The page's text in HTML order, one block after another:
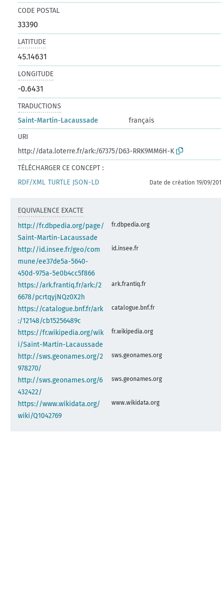
CODE POSTAL
33390
LATITUDE
45.14631
LONGITUDE
-0.6431
TRADUCTIONS
Saint-Martin-Lacaussade
français
URI
http://data.loterre.fr/ark:/67375/D63-RRK9MM6H-K
TÉLÉCHARGER CE CONCEPT :
RDF/XML TURTLE JSON-LD Date de création 19/09/
EQUIVALENCE EXACTE
http://fr.dbpedia.org/page/
Saint-Martin-Lacaussade
fr.dbpedia.org
http://id.insee.fr/geo/com
mune/ee37de5a-5640-
450d-975a-5e0b4cc5f866
id.insee.fr
https://ark.frantiq.fr/ark:/2
6678/pcrtqyjNQz0X2h
ark.frantiq.fr
https://catalogue.bnf.fr/ark
:/12148/cb15256489c
catalogue.bnf.fr
https://fr.wikipedia.org/wik
i/Saint-Martin-Lacaussade
fr.wikipedia.org
http://sws.geonames.org/2
978270/
sws.geonames.org
http://sws.geonames.org/6
432422/
sws.geonames.org
https://www.wikidata.org/
wiki/Q1042769
www.wikidata.org